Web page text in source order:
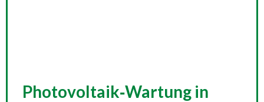
Photovoltaik‑Wartung in